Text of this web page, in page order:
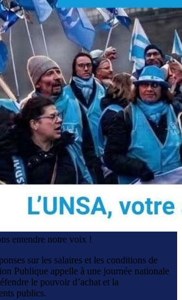
entendre notre voix !
sur les salaires et les conditions de
Publique appelle à une journée nationale
le pouvoir d’achat et la
publics.